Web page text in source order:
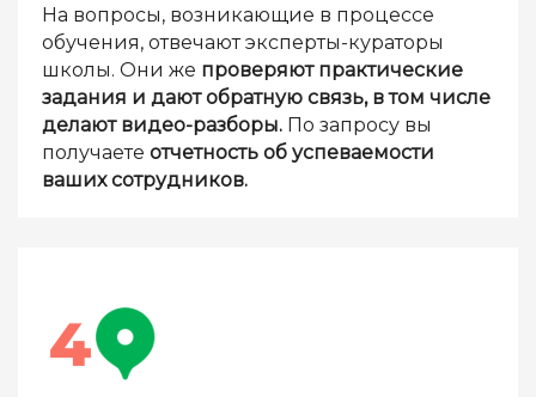
На вопросы, возникающие в процессе
обучения, отвечают эксперты-кураторы
школы. Они же проверяют практические
задания и дают обратную связь, в том числе
делают видео-разборы. По запросу вы
получаете отчетность об успеваемости
ваших сотрудников.